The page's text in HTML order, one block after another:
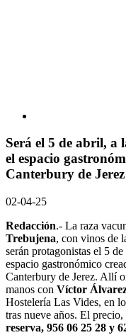
Será el 5 de abril, a
el espacio
Canterbury de Jerez
02-04-25
Redacción.- La raza
Trebujena, con vinos de
serán protagonistas el 5
espacio gastronómico
Canterbury de Jerez. Allí
manos con Víctor
Hostelería Las Vides, en
tras nueve años. El precio,
reserva, 956 06 25 28 y